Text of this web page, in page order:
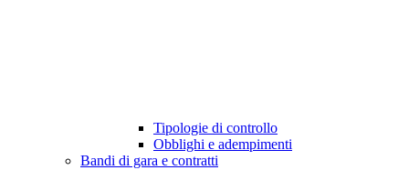
Tipologie di controllo
Obblighi e adempimenti
Bandi di gara e contratti